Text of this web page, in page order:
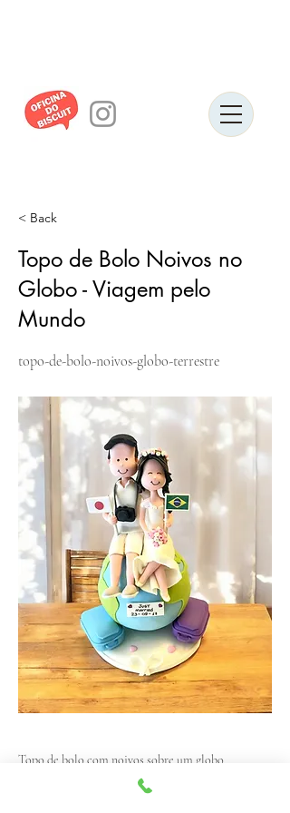
< Back
Topo de Bolo Noivos no
Globo - Viagem pelo
Mundo
topo-de-bolo-noivos-globo-terrestre
Topo de bolo com noivos sobre um globo
terrestre, malas e bandeiras de diferentes países.